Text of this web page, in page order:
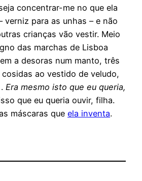
concentrar-me no que ela
verniz para as unhas – e não
crianças vão vestir. Meio
das marchas de Lisboa
a desoras num manto, três
cosidas ao vestido de veludo,
. Era mesmo isto que eu queria,
que eu queria ouvir, filha.
máscaras que ela inventa.